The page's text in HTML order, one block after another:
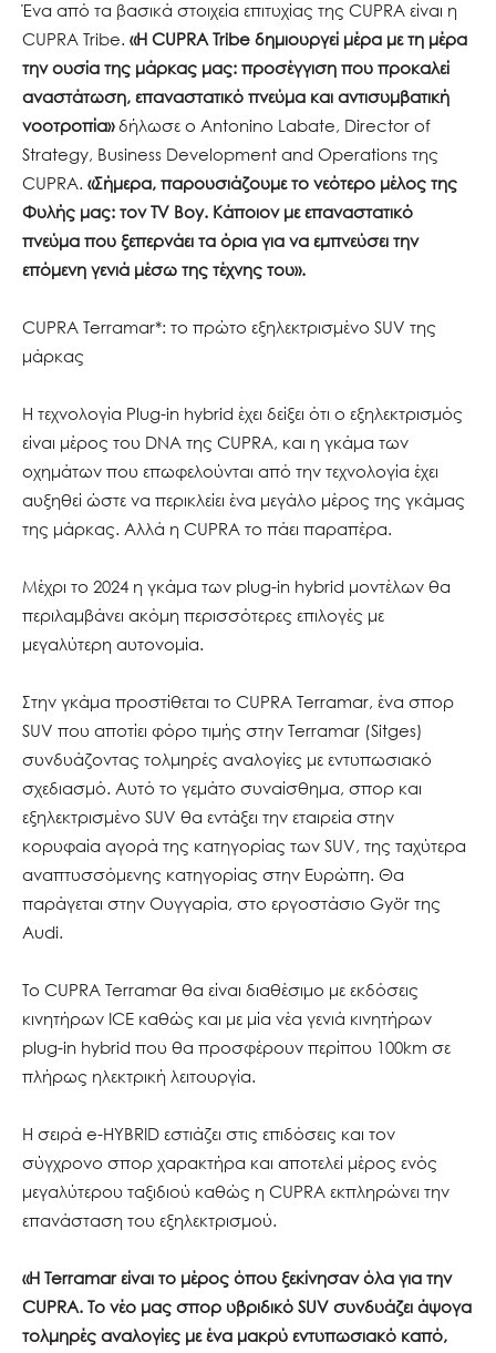
Ένα από τα βασικά στοιχεία επιτυχίας της CUPRA είναι η
CUPRA Tribe. «Η CUPRA Tribe δημιουργεί μέρα με τη μέρα
την ουσία της μάρκας μας: προσέγγιση που προκαλεί
αναστάτωση, επαναστατικό πνεύμα και αντισυμβατική
νοοτροπία»δήλωσε ο Antonino Labate, Director of
Strategy, Business Development and Operations της
CUPRA. «Σήμερα, παρουσιάζουμε το νεότερο μέλος της
Φυλής μας: τον TV Boy. Κάποιον με επαναστατικό
πνεύμα που ξεπερνάει τα όρια για να εμπνεύσει την
επόμενη γενιά μέσω της τέχνης του».
CUPRA Terramar*: το πρώτο εξηλεκτρισμένο SUV της
μάρκας
Η τεχνολογία Plug-in hybrid έχει δείξει ότι ο εξηλεκτρισμός
είναι μέρος του DNA της CUPRA, και η γκάμα των
οχημάτων που επωφελούνται από την τεχνολογία έχει
αυξηθεί ώστε να περικλείει ένα μεγάλο μέρος της γκάμας
της μάρκας. Αλλά η CUPRA το πάει παραπέρα.
Μέχρι το 2024 η γκάμα των plug-in hybrid μοντέλων θα
περιλαμβάνει ακόμη περισσότερες επιλογές με
μεγαλύτερη αυτονομία.
Στην γκάμα προστίθεται το CUPRA Terramar, ένα σπορ
SUV που αποτίει φόρο τιμής στην Terramar (Sitges)
συνδυάζοντας τολμηρές αναλογίες με εντυπωσιακό
σχεδιασμό. Αυτό το γεμάτο συναίσθημα, σπορ και
εξηλεκτρισμένο SUV θα εντάξει την εταιρεία στην
κορυφαία αγορά της κατηγορίας των SUV, της ταχύτερα
αναπτυσσόμενης κατηγορίας στην Ευρώπη. Θα
παράγεται στην Ουγγαρία, στο εργοστάσιο Györ της
Audi.
Το CUPRA Terramar θα είναι διαθέσιμο με εκδόσεις
κινητήρων ICE καθώς και με μία νέα γενιά κινητήρων
plug-in hybrid που θα προσφέρουν περίπου 100km σε
πλήρως ηλεκτρική λειτουργία.
Η σειρά e-HYBRID εστιάζει στις επιδόσεις και τον
σύγχρονο σπορ χαρακτήρα και αποτελεί μέρος ενός
μεγαλύτερου ταξιδιού καθώς η CUPRA εκπληρώνει την
επανάσταση του εξηλεκτρισμού.
«Η Terramar είναι το μέρος όπου ξεκίνησαν όλα για την
CUPRA. Το νέο μας σπορ υβριδικό SUV συνδυάζει άψογα
τολμηρές αναλογίες με ένα μακρύ εντυπωσιακό καπό,